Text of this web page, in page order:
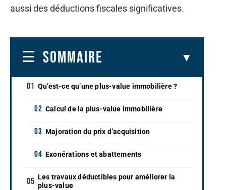
aussi des déductions fiscales significatives.
SOMMAIRE
Qu’est-ce qu’une plus-value immobilière ?
Calcul de la plus-value immobilière
Majoration du prix d’acquisition
Exonérations et abattements
Les travaux déductibles pour améliorer la
plus-value